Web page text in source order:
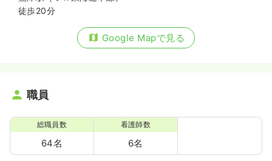
徒歩20分
Google Mapで見る
職員
総職員数
64名
看護師数
6名